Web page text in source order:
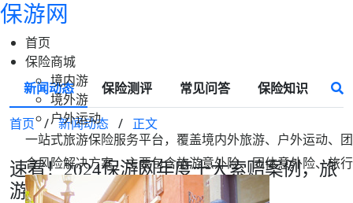
保游网
首页
保险商城
境内游
境外游
户外运动
一站式旅游保险服务平台，覆盖境内外旅游、户外运动、
合风险解决方案，主要包含旅游意外险、团体意外险、旅
新闻动态 保险测评 常见问答 保险知识
首页 / 新闻动态 / 正文
速看！2024保游网年度十大索赔案例，旅
游户外热搜事故赔了！